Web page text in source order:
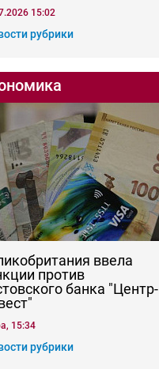
15:02
рубрики
ввела
против
банка "Центр-
15:34
рубрики